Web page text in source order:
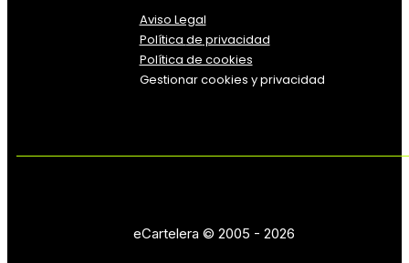
Aviso Legal
Política de privacidad
Política de cookies
Gestionar cookies y privacidad
eCartelera © 2005 - 2026